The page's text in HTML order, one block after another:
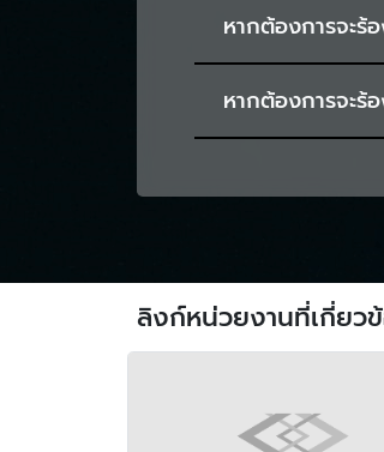
วิธีการจัดการกร
คู่มือการกำหนดลั
ประเทศไทยหาริ
ต้องการจะร้องเ
หากต้องการจะร้องเ
ริมทรัพย์เพื่อสร้างโค
หากต้องการจะร้
ท่านสามารถเตรี
หากต้องการจะร้
ลิงก์หน่วยงานที่เกี่ยว